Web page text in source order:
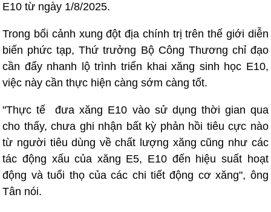
E10 từ ngày 1/8/2025.
Trong bối cảnh xung đột địa chính trị trên thế giới diễn
biến phức tạp, Thứ trưởng Bộ Công Thương chỉ đạo
cần đẩy nhanh lộ trình triển khai xăng sinh học E10,
việc này cần thực hiện càng sớm càng tốt.
"Thực tế đưa xăng E10 vào sử dụng thời gian qua
cho thấy, chưa ghi nhận bất kỳ phản hồi tiêu cực nào
từ người tiêu dùng về chất lượng xăng cũng như các
tác động xấu của xăng E5, E10 đến hiệu suất hoạt
động và tuổi thọ của các chi tiết động cơ xăng", ông
Tân nói.